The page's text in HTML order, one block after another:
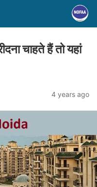
चाहते हैं तो यहां
4 years ago